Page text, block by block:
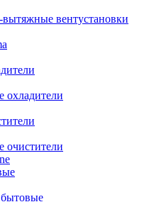
вентустановки
охладители
очистители